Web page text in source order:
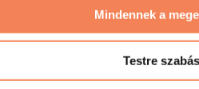
Mindennek a
Testre szabás